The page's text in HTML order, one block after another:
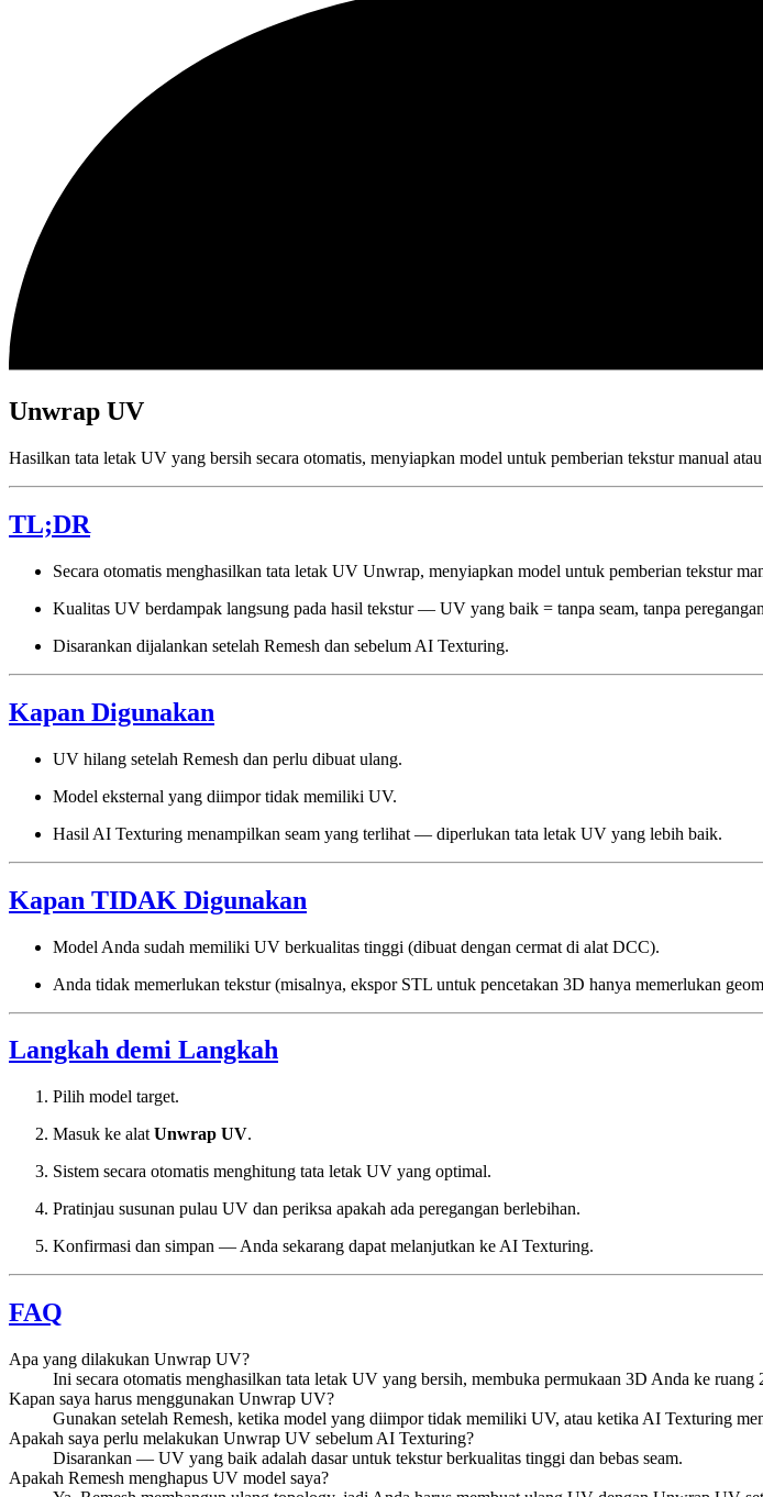
Unwrap UV
Hasilkan tata letak UV yang bersih secara otomatis, menyiapkan model untuk pemberian tekstur manual
TL;DR
Secara otomatis menghasilkan tata letak UV Unwrap, menyiapkan model untuk pemberian tekstur
Kualitas UV berdampak langsung pada hasil tekstur — UV yang baik = tanpa seam, tanpa
Disarankan dijalankan setelah Remesh dan sebelum AI Texturing.
Kapan Digunakan
UV hilang setelah Remesh dan perlu dibuat ulang.
Model eksternal yang diimpor tidak memiliki UV.
Hasil AI Texturing menampilkan seam yang terlihat — diperlukan tata letak UV yang lebih baik.
Kapan TIDAK Digunakan
Model Anda sudah memiliki UV berkualitas tinggi (dibuat dengan cermat di alat DCC).
Anda tidak memerlukan tekstur (misalnya, ekspor STL untuk pencetakan 3D hanya memerlukan
Langkah demi Langkah
Pilih model target.
Masuk ke alat Unwrap UV.
Sistem secara otomatis menghitung tata letak UV yang optimal.
Pratinjau susunan pulau UV dan periksa apakah ada peregangan berlebihan.
Konfirmasi dan simpan — Anda sekarang dapat melanjutkan ke AI Texturing.
FAQ
Apa yang dilakukan Unwrap UV?
Ini secara otomatis menghasilkan tata letak UV yang bersih, membuka permukaan 3D Anda ke ruang
Kapan saya harus menggunakan Unwrap UV?
Gunakan setelah Remesh, ketika model yang diimpor tidak memiliki UV, atau ketika AI Texturing
Apakah saya perlu melakukan Unwrap UV sebelum AI Texturing?
Disarankan — UV yang baik adalah dasar untuk tekstur berkualitas tinggi dan bebas seam.
Apakah Remesh menghapus UV model saya?